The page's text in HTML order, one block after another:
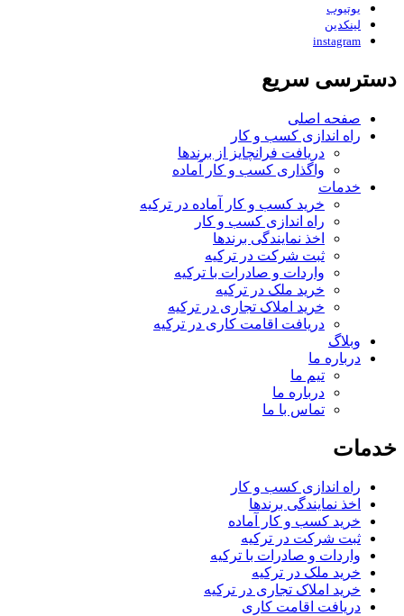
یوتیوب
لینکدین
instagram
دسترسی سریع
صفحه اصلی
راه اندازی کسب و کار
دریافت فرانچایز از برندها
واگذاری کسب و کار آماده
خدمات
خرید کسب و کار آماده در ترکیه
راه اندازی کسب و کار
اخذ نمایندگی برندها
ثبت شرکت در ترکیه
واردات و صادرات با ترکیه
خرید ملک در ترکیه
خرید املاک تجاری در ترکیه
دریافت اقامت کاری در ترکیه
وبلاگ
درباره ما
تیم ما
درباره ما
تماس با ما
خدمات
راه اندازی کسب و کار
اخذ نمایندگی برندها
خرید کسب و کار آماده
ثبت شرکت در ترکیه
واردات و صادرات با ترکیه
خرید ملک در ترکیه
خرید املاک تجاری در ترکیه
دریافت اقامت کاری